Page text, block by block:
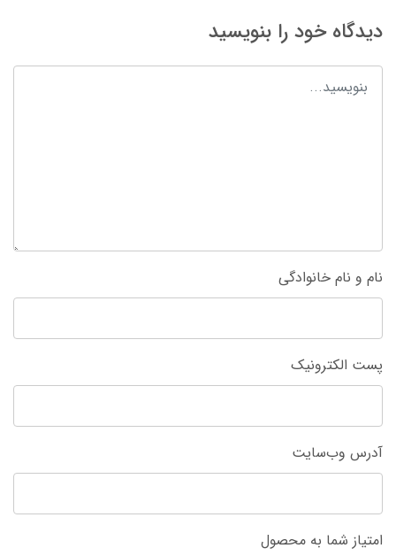
دیدگاه خود را بنویسید
نام و نام خانوادگی
پست الکترونیک
آدرس وب‌سایت
امتیاز شما به محصول